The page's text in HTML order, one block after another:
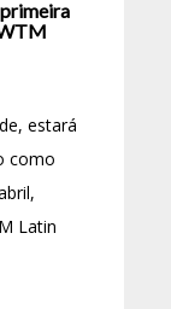
estará
como
Latin